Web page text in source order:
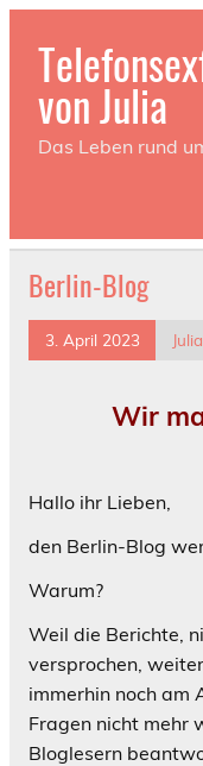
von Julia
Das Leben rund
Berlin-Blog
3. April 2023
Wir
Hallo ihr Lieben,
den Berlin-Blog
Warum?
Weil die Berichte,
versprochen,
immerhin noch am
Fragen nicht mehr
Bloglesern